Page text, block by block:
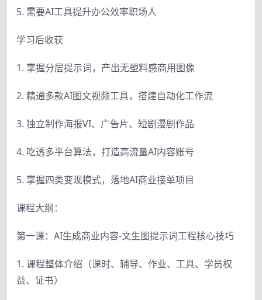
5. 需要AI工具提升办公效率职场人
学习后收获
1. 掌握分层提示词，产出无塑料感商用图像
2. 精通多款AI图文视频工具，搭建自动化工作流
3. 独立制作海报VI、广告片、短剧漫剧作品
4. 吃透多平台算法，打造高流量AI内容账号
5. 掌握四类变现模式，落地AI商业接单项目
课程大纲：
第一课：AI生成商业内容-文生图提示词工程核心技巧
1. 课程整体介绍（课时、辅导、作业、工具、学员权
益、证书）